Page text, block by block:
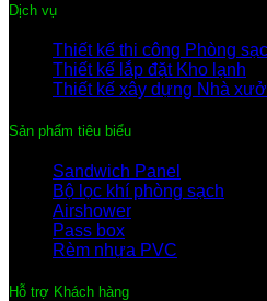
Dịch vụ
Thiết kế thi công Phòng
Thiết kế lắp đặt Kho lạnh
Thiết kế xây dựng Nhà
Sản phẩm tiêu biểu
Sandwich Panel
Bộ lọc khí phòng sạch
Airshower
Pass box
Rèm nhựa PVC
Hỗ trợ Khách hàng